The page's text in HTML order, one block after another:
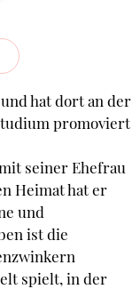
hat dort an der
promoviert
seiner Ehefrau
Heimat hat er
und
ist die
spielt, in der